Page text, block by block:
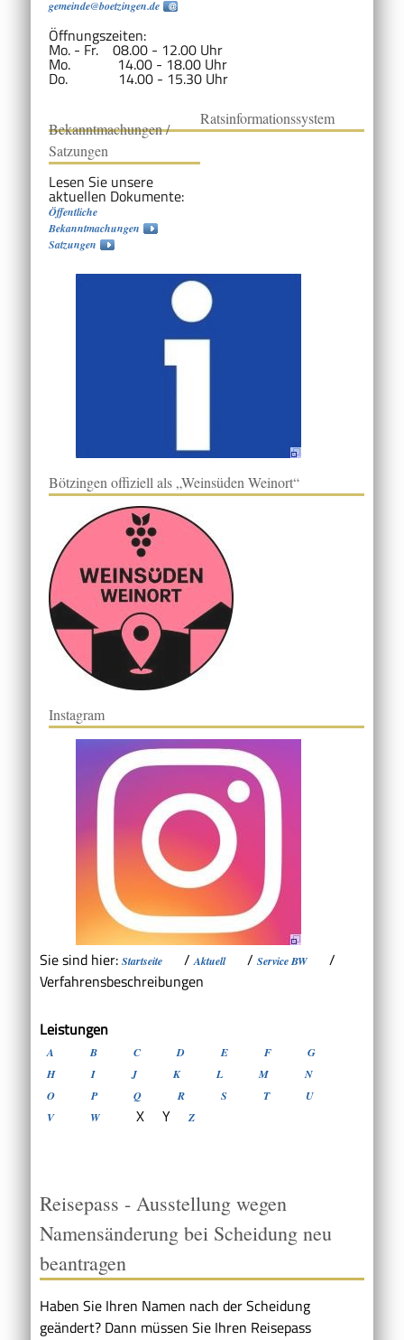
gemeinde@boetzingen.de
Öffnungszeiten:
Mo. - Fr. 08.00 - 12.00 Uhr
Mo. 14.00 - 18.00 Uhr
Do. 14.00 - 15.30 Uhr
Bekanntmachungen /
Satzungen
Lesen Sie unsere
aktuellen Dokumente:
Öffentliche
Bekanntmachungen
Satzungen
Ratsinformationssystem
Bötzingen offiziell als „Weinsüden Weinort“
Instagram
Sie sind hier: Startseite /Aktuell / Service BW
/
Verfahrensbeschreibungen
Leistungen
A B C D E F
G
H
I J K L M
N
O
P Q R S T
U
V
W X Y Z
Reisepass - Ausstellung wegen
Namensänderung bei Scheidung neu
beantragen
Haben Sie Ihren Namen nach der Scheidung
geändert? Dann müssen Sie Ihren Reisepass